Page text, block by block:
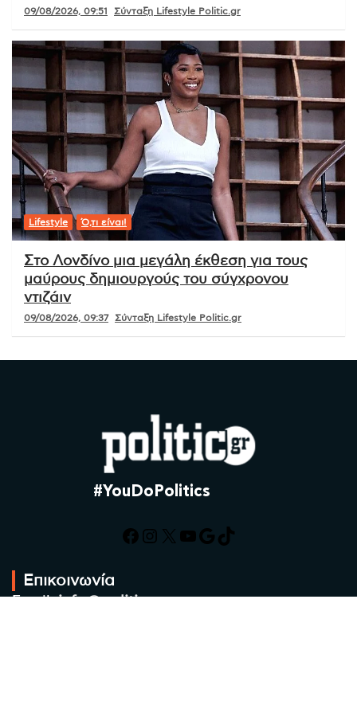
09/08/2026, 09:51 Σύνταξη Lifestyle Politic.gr
Lifestyle Ό,τι είναι!
Στο Λονδίνο μια μεγάλη έκθεση για τους
μαύρους δημιουργούς του σύγχρονου
ντιζάιν
09/08/2026, 09:37 Σύνταξη Lifestyle Politic.gr
#YouDoPolitics
Facebook
Instagram
X YouTube
Google
TikTok
Επικοινωνία
Email: